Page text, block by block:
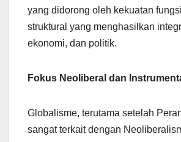
yang didorong oleh kekuatan
struktural yang menghasilkan
ekonomi, dan politik.
Fokus Neoliberal dan
Globalisme, terutama setelah
sangat terkait dengan